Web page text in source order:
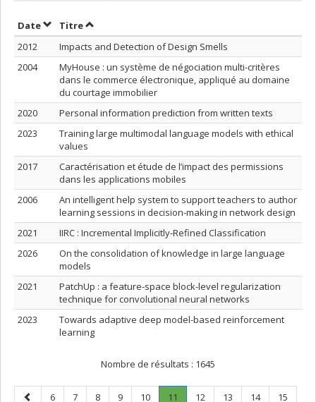
DateTrier par date en ordre croissant
TitreTrier par titre en ordre croissant
2012
Impacts and Detection of Design Smells
2004
MyHouse : un système de négociation multi-critères
dans le commerce électronique, appliqué au domaine
du courtage immobilier
2020
Personal information prediction from written texts
2023
Training large multimodal language models with ethical
values
2017
Caractérisation et étude de l’impact des permissions
dans les applications mobiles
2006
An intelligent help system to support teachers to author
learning sessions in decision-making in network design
2021
IIRC : Incremental Implicitly-Refined Classification
2026
On the consolidation of knowledge in large language
models
2021
PatchUp : a feature-space block-level regularization
technique for convolutional neural networks
2023
Towards adaptive deep model-based reinforcement
learning
Nombre de résultats : 1645
PagePage
6 Page
7 Page
8 Page
9 Page
10 Page
11 Page
12 Page
13 Page
14 Page
15